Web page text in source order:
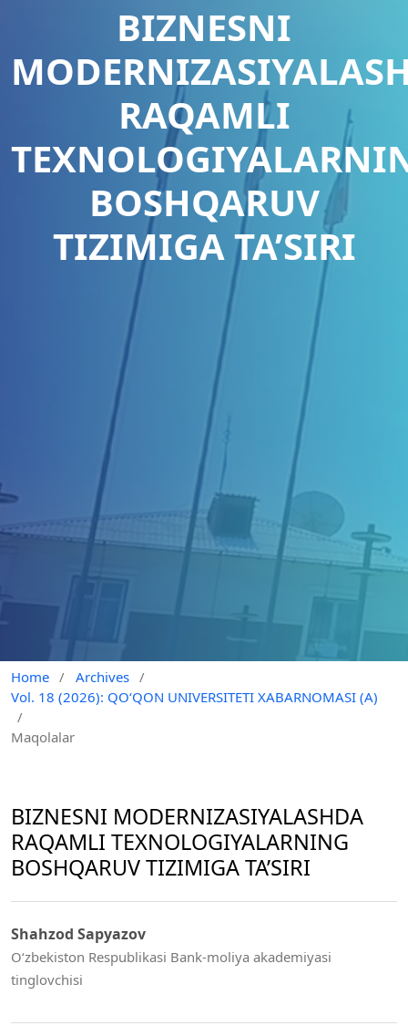
BIZNESNI
RAQAMLI
BOSHQARUV
TIZIMIGA TA’SIRI
Home / Archives /
Vol. 18 (2026): QO‘QON UNIVERSITETI XABARNOMASI (A)
/
Maqolalar
BIZNESNI MODERNIZASIYALASHDA
RAQAMLI TEXNOLOGIYALARNING
BOSHQARUV TIZIMIGA TA’SIRI
Shahzod Sapyazov
O‘zbekiston Respublikasi Bank-moliya akademiyasi
tinglovchisi